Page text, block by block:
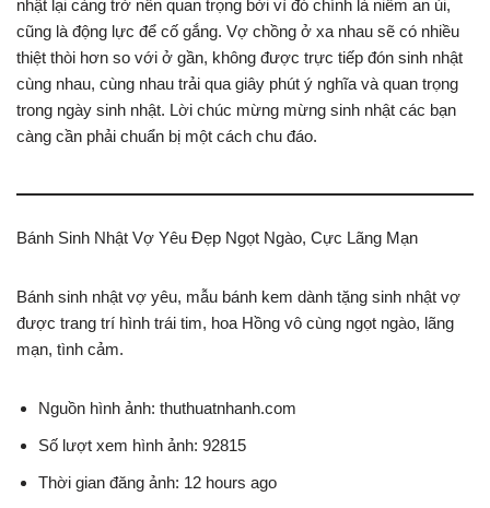
nhật lại càng trở nên quan trọng bởi vì đó chính là niềm an ủi,
cũng là động lực để cố gắng. Vợ chồng ở xa nhau sẽ có nhiều
thiệt thòi hơn so với ở gần, không được trực tiếp đón sinh nhật
cùng nhau, cùng nhau trải qua giây phút ý nghĩa và quan trọng
trong ngày sinh nhật. Lời chúc mừng mừng sinh nhật các bạn
càng cần phải chuẩn bị một cách chu đáo.
Bánh Sinh Nhật Vợ Yêu Đẹp Ngọt Ngào, Cực Lãng Mạn
Bánh sinh nhật vợ yêu, mẫu bánh kem dành tặng sinh nhật vợ
được trang trí hình trái tim, hoa Hồng vô cùng ngọt ngào, lãng
mạn, tình cảm.
Nguồn hình ảnh: thuthuatnhanh.com
Số lượt xem hình ảnh: 92815
Thời gian đăng ảnh: 12 hours ago